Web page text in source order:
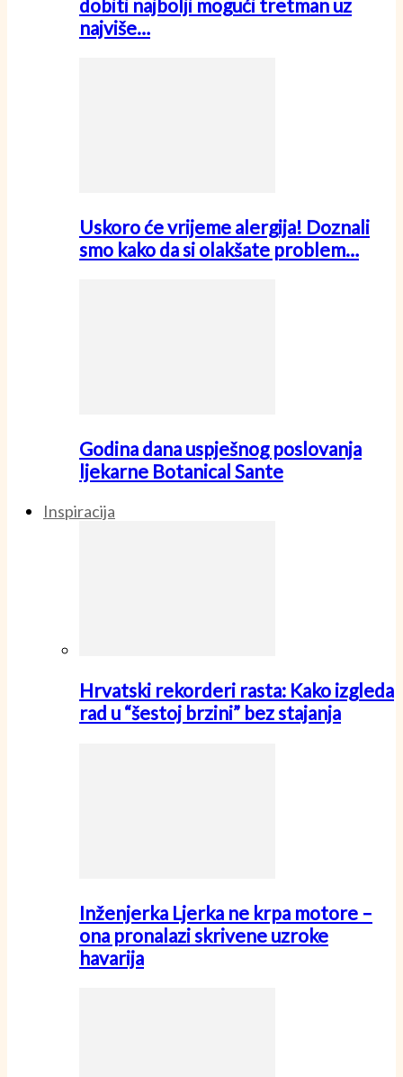
dobiti najbolji mogući tretman uz
najviše…
Uskoro će vrijeme alergija! Doznali
smo kako da si olakšate problem…
Godina dana uspješnog poslovanja
ljekarne Botanical Sante
Inspiracija
Hrvatski rekorderi rasta: Kako izgleda
rad u “šestoj brzini” bez stajanja
Inženjerka Ljerka ne krpa motore –
ona pronalazi skrivene uzroke
havarija